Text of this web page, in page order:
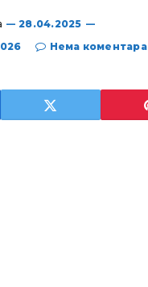
28.04.2025
Нема коментара